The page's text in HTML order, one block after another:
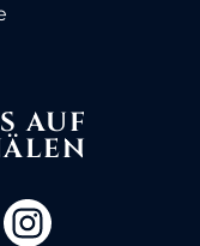
AUF